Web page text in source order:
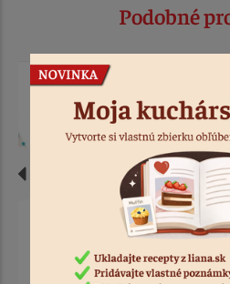
Podobné
Servítky vesmír 10 ks